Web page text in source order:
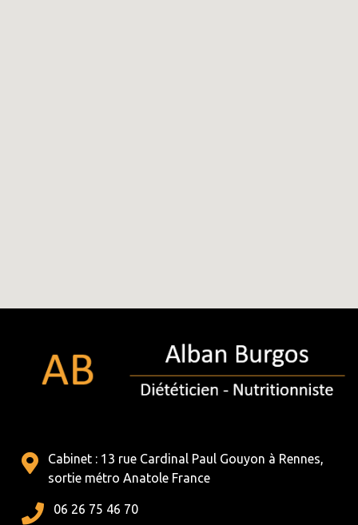
Cabinet : 13 rue Cardinal Paul Gouyon à Rennes,
sortie métro Anatole France
06 26 75 46 70